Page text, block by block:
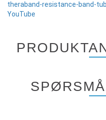
theraband-resistance-band-
YouTube